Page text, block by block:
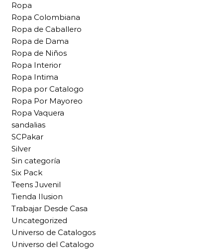
Ropa
Ropa Colombiana
Ropa de Caballero
Ropa de Dama
Ropa de Niños
Ropa Interior
Ropa Intima
Ropa por Catalogo
Ropa Por Mayoreo
Ropa Vaquera
sandalias
SCPakar
Silver
Sin categoría
Six Pack
Teens Juvenil
Tienda Ilusion
Trabajar Desde Casa
Uncategorized
Universo de Catalogos
Universo del Catalogo